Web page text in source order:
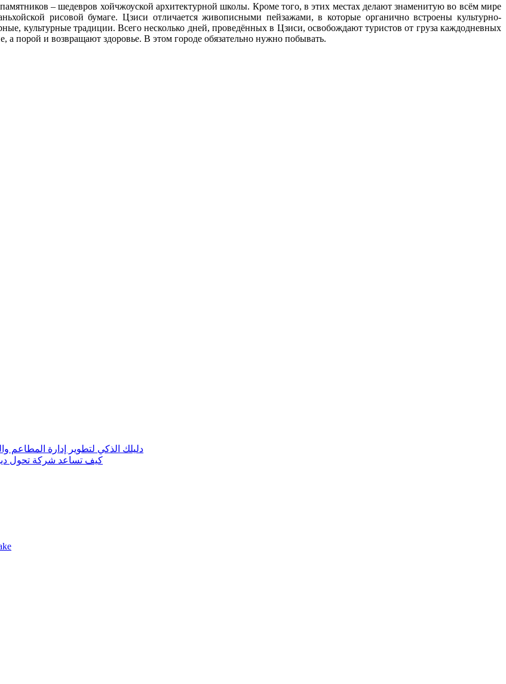
– шедевров хойчжоуской архитектурной школы. Кроме того, в этих местах делают знаменитую во всём мире
рисовой бумаге. Цзиси отличается живописными пейзажами, в которые органично встроены культурно-
культурные традиции. Всего несколько дней, проведённых в Цзиси, освобождают туристов от груза каждодневных
а порой и возвращают здоровье. В этом городе обязательно нужно побывать.
دليلك الذكي لتطوير إدارة المطاعم
كيف تساعد شركة تحول